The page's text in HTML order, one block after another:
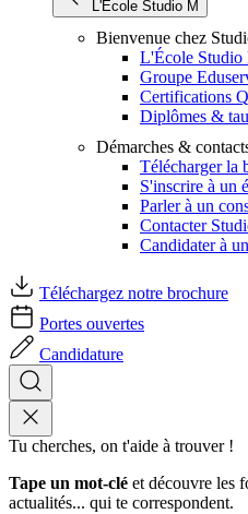
L'École Studio M
Bienvenue chez
L'École Studio
Groupe
Certifications
Diplômes &
Démarches &
Télécharger la
S'inscrire à un
Parler à un
Contacter
Candidater à
Téléchargez notre brochure
Portes ouvertes
Candidature
Tu cherches, on t'aide à trouver !
Tape un mot-clé et découvre les
actualités... qui te correspondent.